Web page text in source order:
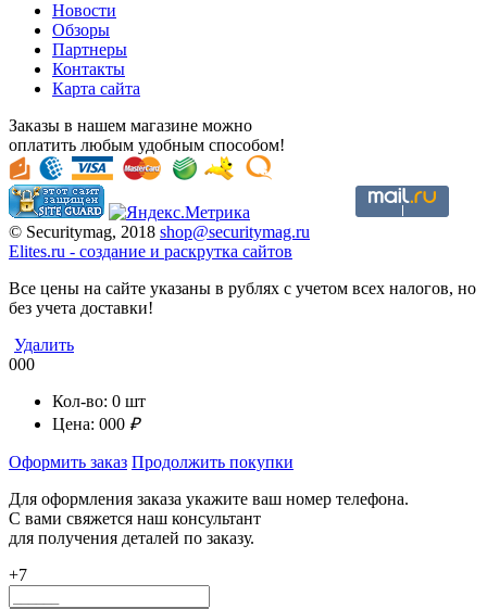
Новости
Обзоры
Партнеры
Контакты
Карта сайта
Заказы в нашем магазине можно
оплатить любым удобным способом!
© Securitymag, 2018 shop@securitymag.ru
Elites.ru - cоздание и раскрутка сайтов
Все цены на сайте указаны в рублях с учетом всех налогов, но
без учета доставки!
Удалить
000
Кол-во: 0 шт
Цена: 000 ₽
Оформить заказ Продолжить покупки
Для оформления заказа укажите ваш номер телефона.
С вами свяжется наш консультант
для получения деталей по заказу.
+7